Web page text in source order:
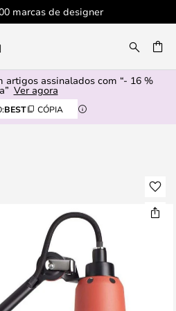
marcas de designer
artigos assinalados com “- 16 %
Ver agora
BEST CÓPIA